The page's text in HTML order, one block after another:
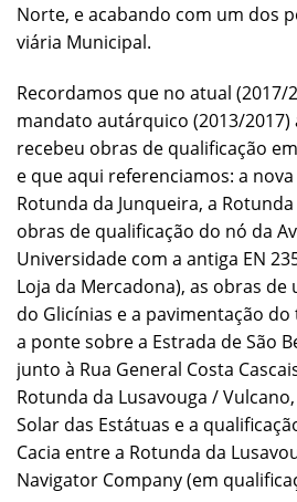
Norte, e acabando com um dos
viária Municipal.
Recordamos que no atual
mandato autárquico (2013/2017)
recebeu obras de qualificação
e que aqui referenciamos: a
Rotunda da Junqueira, a
obras de qualificação do nó da
Universidade com a antiga EN
Loja da Mercadona), as obras de
do Glicínias e a pavimentação
a ponte sobre a Estrada de São
junto à Rua General Costa
Rotunda da Lusavouga /
Solar das Estátuas e a
Cacia entre a Rotunda da
Navigator Company (em